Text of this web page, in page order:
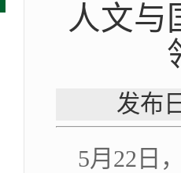
人文与
发布
5月22日